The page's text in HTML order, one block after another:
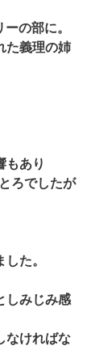
の部に。
た義理の姉
もあり
ろでしたが
た。
しみじみ感
なければな